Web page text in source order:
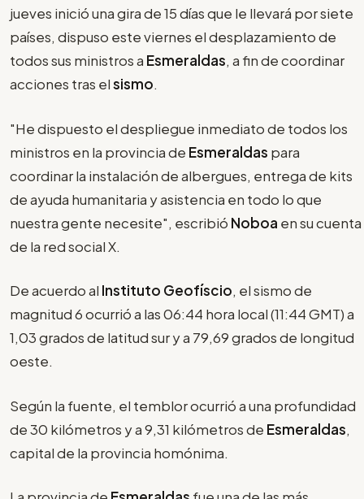
jueves inició una gira de 15 días que le llevará por siete
países, dispuso este viernes el desplazamiento de
todos sus ministros a Esmeraldas, a fin de coordinar
acciones tras elsismo.
"He dispuesto el despliegue inmediato de todos los
ministros en la provincia de Esmeraldas para
coordinar la instalación de albergues, entrega de kits
de ayuda humanitaria y asistencia en todo lo que
nuestra gente necesite", escribió Noboa en su cuenta
de la red social X.
De acuerdo al Instituto Geofíscio, el sismo de
magnitud 6 ocurrió a las 06:44 hora local (11:44 GMT) a
1,03 grados de latitud sur y a 79,69 grados de longitud
oeste.
Según la fuente, el temblor ocurrió a una profundidad
de 30 kilómetros y a 9,31 kilómetros de Esmeraldas,
capital de la provincia homónima.